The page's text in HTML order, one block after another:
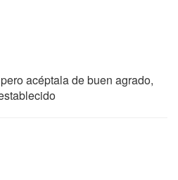
acéptala de buen agrado,